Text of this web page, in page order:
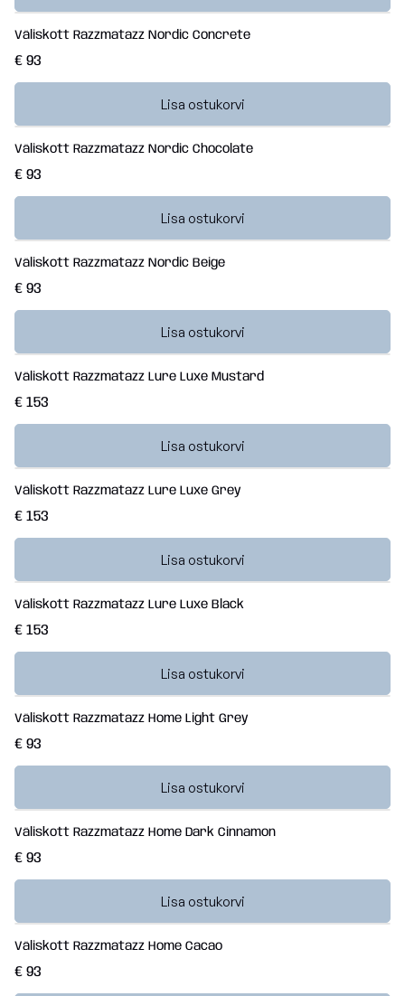
Väliskott Razzmatazz Nordic Concrete
€ 93
Lisa ostukorvi
Väliskott Razzmatazz Nordic Chocolate
€ 93
Lisa ostukorvi
Väliskott Razzmatazz Nordic Beige
€ 93
Lisa ostukorvi
Väliskott Razzmatazz Lure Luxe Mustard
€ 153
Lisa ostukorvi
Väliskott Razzmatazz Lure Luxe Grey
€ 153
Lisa ostukorvi
Väliskott Razzmatazz Lure Luxe Black
€ 153
Lisa ostukorvi
Väliskott Razzmatazz Home Light Grey
€ 93
Lisa ostukorvi
Väliskott Razzmatazz Home Dark Cinnamon
€ 93
Lisa ostukorvi
Väliskott Razzmatazz Home Cacao
€ 93